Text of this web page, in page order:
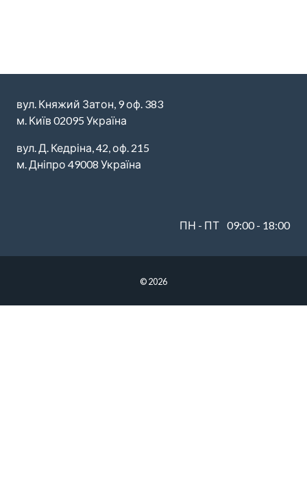
вул. Княжий Затон, 9 оф. 383
м. Київ 02095 Україна
вул. Д. Кедріна, 42, оф. 215
м. Дніпро 49008 Україна
ПН - ПТ 09:00 - 18:00
© 2026